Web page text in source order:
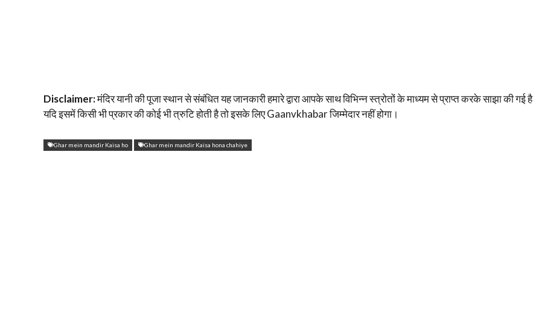
Disclaimer:मंदिर यानी की पूजा स्थान से संबंधित यह जानकारी हमारे द्वारा आपके साथ विभिन्न स्त्रोतों के माध्यम से प्राप्त करके साझा की गई है
यदि इसमें किसी भी प्रकार की कोई भी त्रुटि होती है तो इसके लिए Gaanvkhabar जिम्मेदार नहीं होगा।
Ghar mein mandir Kaisa ho Ghar mein mandir Kaisa hona chahiye